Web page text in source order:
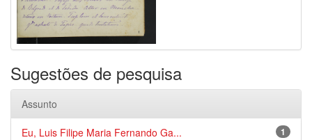
Sugestões de pesquisa
Assunto
1
Eu, Luis Filipe Maria Fernando Ga...